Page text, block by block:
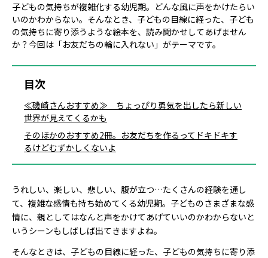
子どもの気持ちが複雑化する幼児期。どんな風に声をかけたらい
いのかわからない。そんなとき、子どもの目線に経った、子ども
の気持ちに寄り添うような絵本を、読み聞かせしてあげません
か？今回は「お友だちの輪に入れない」がテーマです。
目次
≪磯崎さんおすすめ≫ ちょっぴり勇気を出したら新しい
世界が見えてくるかも
そのほかのおすすめ2冊。お友だちを作るってドキドキす
るけどむずかしくないよ
うれしい、楽しい、悲しい、腹が立つ…たくさんの経験を通し
て、複雑な感情も持ち始めてくる幼児期。子どものさまざまな感
情に、親としてはなんと声をかけてあげていいのかわからないと
いうシーンもしばしば出てきますよね。
そんなときは、子どもの目線に経った、子どもの気持ちに寄り添